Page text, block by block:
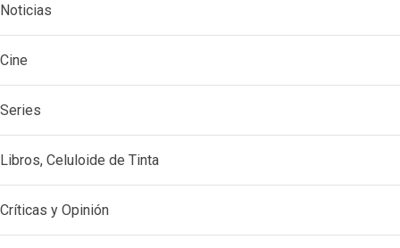
Noticias
Cine
Series
Libros, Celuloide de Tinta
Críticas y Opinión